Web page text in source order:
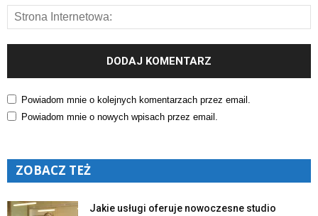
Powiadom mnie o kolejnych komentarzach przez email.
Powiadom mnie o nowych wpisach przez email.
ZOBACZ TEŻ
Jakie usługi oferuje nowoczesne studio